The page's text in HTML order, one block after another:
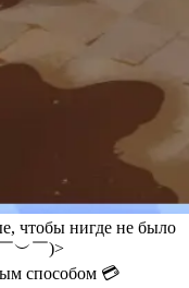
чтобы нигде не было
︶￣)>
способом 💳